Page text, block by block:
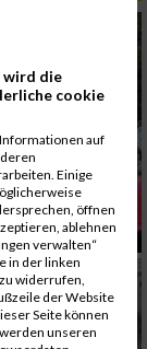
wird die
cookie
auf
Einige
öffnen
ablehnen
verwalten“
in der linken
widerrufen,
der Website
Seite können
unseren